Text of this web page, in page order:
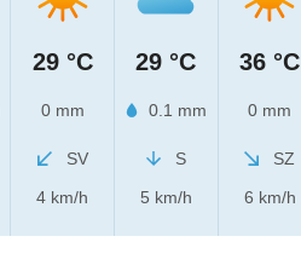
29 °C
0 mm
SV
4 km/h
29 °C
0.1 mm
S
5 km/h
36 °C
0 mm
SZ
6 km/h